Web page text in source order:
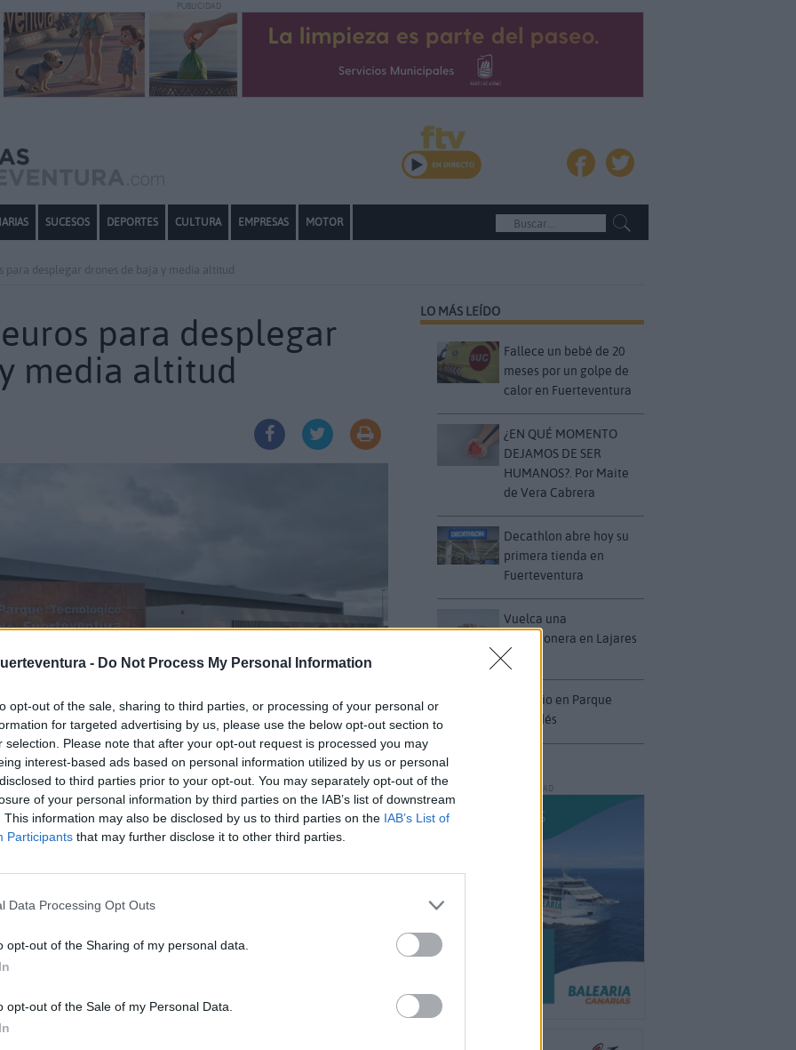
- Do Not Process My Personal Information
opt-out of the sale, sharing to third parties, or processing of your personal or
for targeted advertising by us, please use the below opt-out section to
selection. Please note that after your opt-out request is processed you may
interest-based ads based on personal information utilized by us or personal
to third parties prior to your opt-out. You may separately opt-out of the
of your personal information by third parties on the IAB’s list of downstream
This information may also be disclosed by us to third parties on the IAB’s List of
Participants that may further disclose it to other third parties.
Data Processing Opt Outs
opt-out of the Sharing of my personal data.
opt-out of the Sale of my Personal Data.
PUBLICIDAD
SUCESOS DEPORTES CULTURA EMPRESAS MOTOR
para desplegar drones de baja y media altitud
para desplegar
media altitud
el objetivo de este proyecto es fomentar la innovación
en la isla majorera
continúa impulsando la innovación tecnológica en
empleos de calidad en las islas. Para ello, ha lanzado una
y media altitud (conocidos como UAS, Sistema Aéreo no
tiempo real al centro ISSEC.
como objetivo diversificar la economía canaria a través
hacer de Fuerteventura y de Canarias, en general, un
LO MÁS LEÍDO
Fallece un bebé de 20
meses por un golpe de
calor en Fuerteventura
¿EN QUÉ MOMENTO
DEJAMOS DE SER
HUMANOS?. Por Maite
de Vera Cabrera
Decathlon abre hoy su
primera tienda en
Fuerteventura
Vuelca una
hormigonera en Lajares
Incendio en Parque
Holandés
PUBLICIDAD